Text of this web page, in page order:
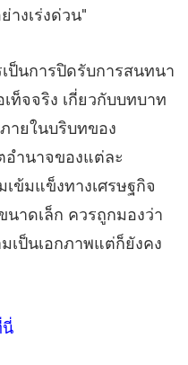
างเร่งด่วน"
ป็นการปิดรับการสนทนา
ท็จจริง เกี่ยวกับบทบาท
ายในบริบทของ
อำนาจของแต่ละ
เข้มแข็งทางเศรษฐกิจ
นาดเล็ก ควรถูกมองว่า
เป็นเอกภาพแต่ก็ยังคง